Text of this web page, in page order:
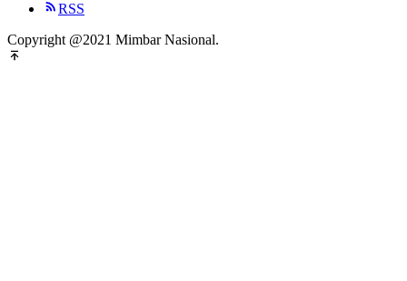
RSS
Copyright @2021 Mimbar Nasional.